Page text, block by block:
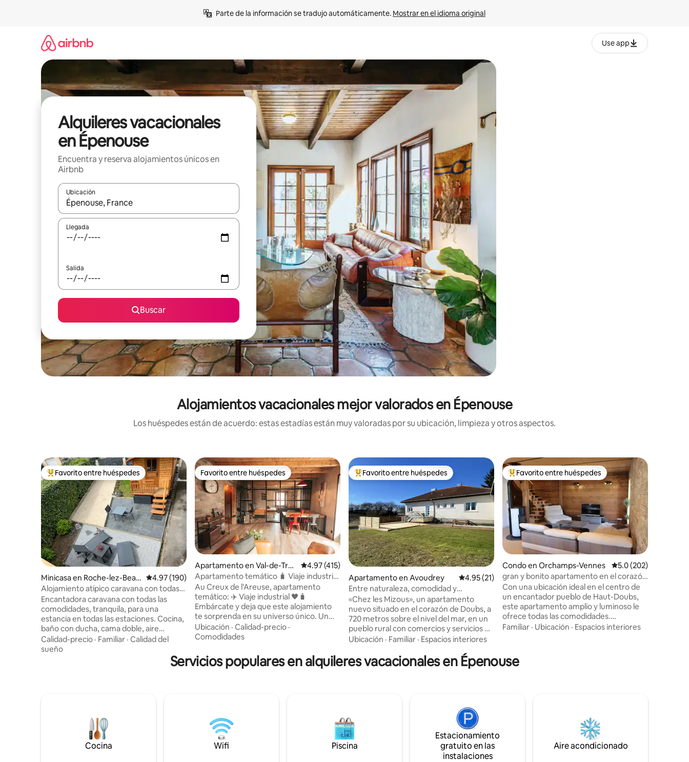
Parte de la información se tradujo automáticamente. Mostrar en el idioma original
Use app
Alquileres vacacionales
en Épenouse
Encuentra y reserva alojamientos únicos en
Airbnb
Ubicación
Cuando los resultados estén disponibles, navega con las teclas de flecha hacia arriba y hacia abajo o explora con el tacto o desliza el dedo.
Llegada
Salida
Buscar
Alojamientos vacacionales mejor valorados en Épenouse
Los huéspedes están de acuerdo: estas estadías están muy valoradas por su ubicación, limpieza y otros aspectos.
Favorito entre huéspedes preferido
Favorito entre huéspedes
Minicasa en Roche-lez-Beau
pré
Calificación promedio: 4.97 de 5, 190 reseñas
4.97 (190)
Alojamiento atípico caravana con todas
las comodidades/bicicleta de carretera
Encantadora caravana con todas las
comodidades, tranquila, para una
estancia en todas las estaciones. Cocina,
baño con ducha, cama doble, aire
acondicionado, ropa de cama y sábanas
incluidas. Espacio exterior y cancha de
Posibilidad de llegada autónoma. Acceso
peatones. Todos los comercios
necesarios en el lugar. A 5 minutos de
Besançon. Piscinas, lagos en las
cercanías. Posibilidad de desayuno.
Calidad-precio · Familiar · Calidad del
sueño
Favorito entre huéspedes
Favorito entre huéspedes
Apartamento en Val-de-Trav
ers
Calificación promedio: 4.97 de 5, 415 reseñas
4.97 (415)
Apartamento temático 🧳 Viaje industrial
✈️🖤
Au Creux de l'Areuse, apartamento
temático: ✈️ Viaje industrial 🖤🧳
Embárcate y deja que este alojamiento
te sorprenda en su universo único. Un
lugar perfecto para que pueda
descansar cerca de muchas actividades
metros de hermosas caminatas ⛰🗺 A
700 metros de la estación de tren 🚉 1 km
Ubicación · Calidad-precio ·
Comodidades
Favorito entre huéspedes preferido
Favorito entre huéspedes
Apartamento en Avoudrey Calificación promedio: 4.95 de 5, 21 reseñas
4.95 (21)
Entre naturaleza, comodidad y
serenidad: Chez les Misou
«Chez les Mizous», un apartamento
nuevo situado en el corazón de Doubs, a
720 metros sobre el nivel del mar, en un
pueblo rural con comercios y servicios de
proximidad. Ideal para reponer energías,
toda la belleza del macizo del Jura y sus
lugares de interés turístico, entre
vacaciones en familia, con amigos o para
sus viajes de negocios.
Ubicación · Familiar · Espacios interiores
Favorito entre huéspedes preferido
Favorito entre huéspedes
Condo en Orchamps-Vennes Calificación
5.0 (202)
gran y bonito apartamento en el corazón
de Haut-Doubs
Con una ubicación ideal en el centro de
un encantador pueblo de Haut-Doubs,
este apartamento amplio y luminoso le
ofrece todas las comodidades.
•Apartamento grande totalmente
•Restaurante, estanco. •Peluquería,
Familiar · Ubicación · Espacios interiores
Servicios populares en alquileres vacacionales en Épenouse
Cocina Wifi Piscina
Estacionamiento
gratuito en las
instalaciones
Aire acondicionado